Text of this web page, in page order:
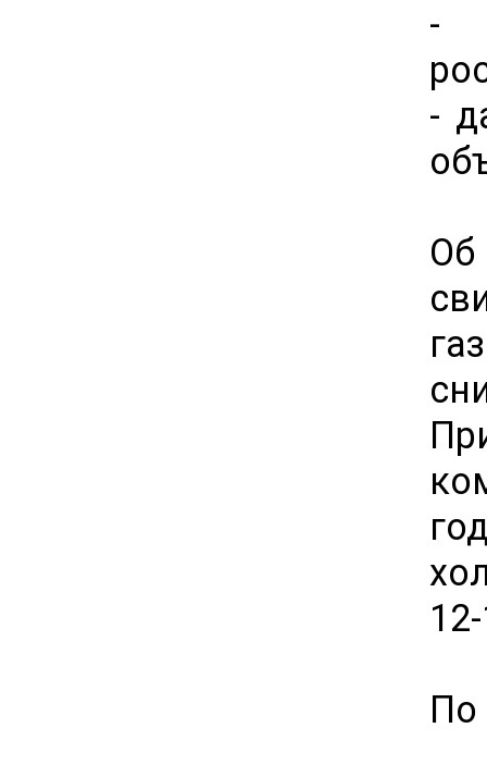
-
-
Об
По